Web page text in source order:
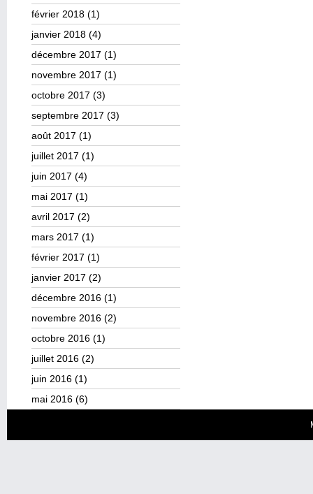
février 2018 (1)
janvier 2018 (4)
décembre 2017 (1)
novembre 2017 (1)
octobre 2017 (3)
septembre 2017 (3)
août 2017 (1)
juillet 2017 (1)
juin 2017 (4)
mai 2017 (1)
avril 2017 (2)
mars 2017 (1)
février 2017 (1)
janvier 2017 (2)
décembre 2016 (1)
novembre 2016 (2)
octobre 2016 (1)
juillet 2016 (2)
juin 2016 (1)
mai 2016 (6)